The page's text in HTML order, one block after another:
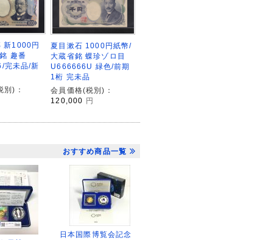
新1000円
趣番
完未品/新
別)：
夏目漱石 1000円紙幣/
大蔵省銘 蝶珍ゾロ目
U666666U 緑色/前期
1桁 完未品
会員価格(税別)：
120,000 円
おすすめ商品一覧
日本国際博覧会記念